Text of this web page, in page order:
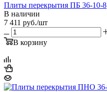
Плиты перекрытия ПБ 36-10-8
В наличии
7 411 руб./шт
В корзину